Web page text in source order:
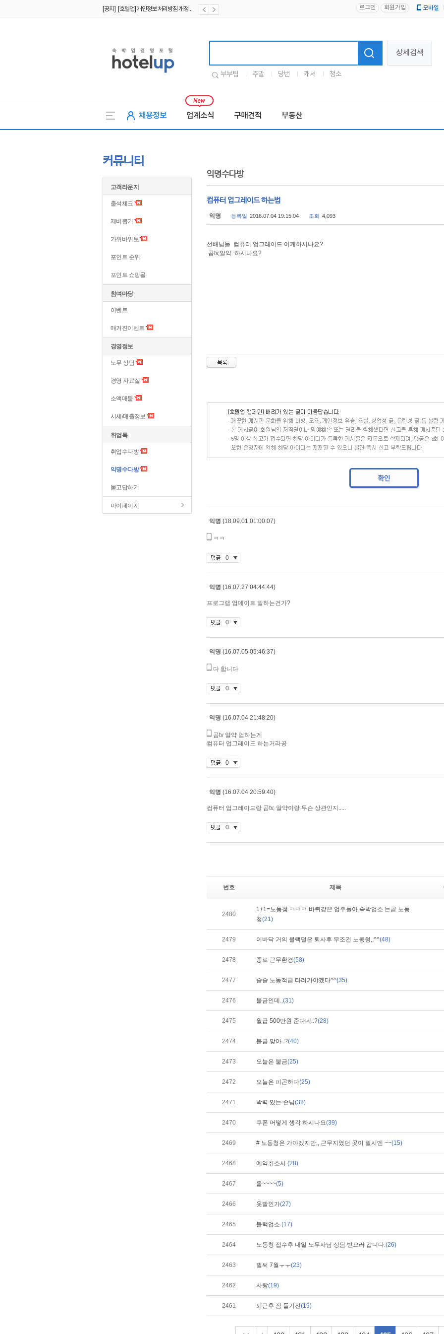
[공지] [호텔업] 개인정보 처리방침 개정본2 (19.09.02) 로그인 회원가입 모바일
상세검색
부부팀 주말 당번 캐셔 청소
채용정보 업계소식 구매견적 부동산
커뮤니티
고객라운지
출석체크
제비뽑기
가위바위보
포인트 순위
포인트 쇼핑몰
참여마당
이벤트
매거진이벤트
경영정보
노무 상담
경영 자료실
소액매물
시세/매출정보
취업톡
취업수다방
익명수다방
묻고답하기
마이페이지
익명수다방
컴퓨터 업그레이드 하는법
익명 등록일 2016.07.04 19:15:04 조회 4,093
선배님들 컴퓨터 업그레이드 어케하시나요?
곰tv,알약 하시나요?
번호 제목
2480
1+1=노동청 ㅋㅋㅋ 바퀴같은 업주들아 숙박업소 는곧 노동
청(21)
2479 이바닥 거의 블랙덜은 퇴사후 무조건 노동청,,^^(48)
2478 종로 근무환경(58)
2477 슬슬 노동적금 타러가야겠다^^(35)
2476 불금인데..(31)
2475 월급 500만원 준다네..?(28)
2474 불금 맞아..?(40)
2473 오늘은 불금(25)
2472 오늘은 피곤하다(25)
2471 박력 있는 손님(32)
2470 쿠폰 어떻게 생각 하시나요(39)
2469 # 노동청은 가야겠지만,, 근무지였던 곳이 멀시엔 ~~(15)
2468 예약취소시 (28)
2467 올~~~~(5)
2466 옷발인가(27)
2465 블랙업소 (17)
2464 노동청 접수후 내일 노무사님 상담 받으러 갑니다.(26)
2463 벌써 7월ㅜㅜ(23)
2462 사랑(19)
2461 퇴근후 잠 들기전(19)